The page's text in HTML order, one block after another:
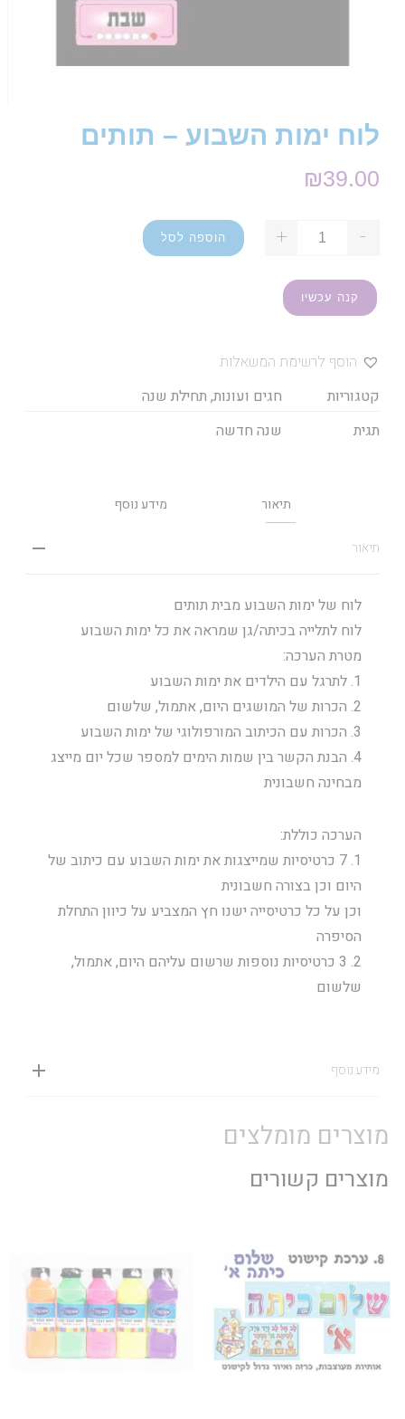
לוח ימות השבוע – תותים
₪39.00
-
+ הוספה לסל
קנה עכשיו
הוסף לרשימת המשאלות
קטגוריות
חגים ועונות, תחילת שנה
תגית
שנה חדשה
תיאור מידע נוסף
תיאור
לוח של ימות השבוע מבית תותים
לוח לתלייה בכיתה/גן שמראה את כל ימות השבוע
מטרת הערכה:
1. לתרגל עם הילדים את ימות השבוע
2. הכרות של המושגים היום, אתמול, שלשום
3. הכרות עם הכיתוב המורפולוגי של ימות השבוע
4. הבנת הקשר בין שמות הימים למספר שכל יום מייצג
מבחינה חשבונית
הערכה כוללת:
1. 7 כרטיסיות שמייצגות את ימות השבוע עם כיתוב של
היום וכן בצורה חשבונית
וכן על כל כרטיסייה ישנו חץ המצביע על כיוון התחלת
הסיפרה
2. 3 כרטיסיות נוספות שרשום עליהם היום, אתמול,
שלשום
מידע נוסף
מוצרים מומלצים
מוצרים קשורים